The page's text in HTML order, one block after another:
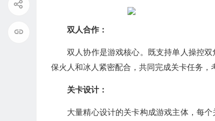
双人合作：
双人协作是游戏核心。既支持单人操控
保火人和冰人紧密配合，共同完成关卡任务，
关卡设计：
大量精心设计的关卡构成游戏主体，每